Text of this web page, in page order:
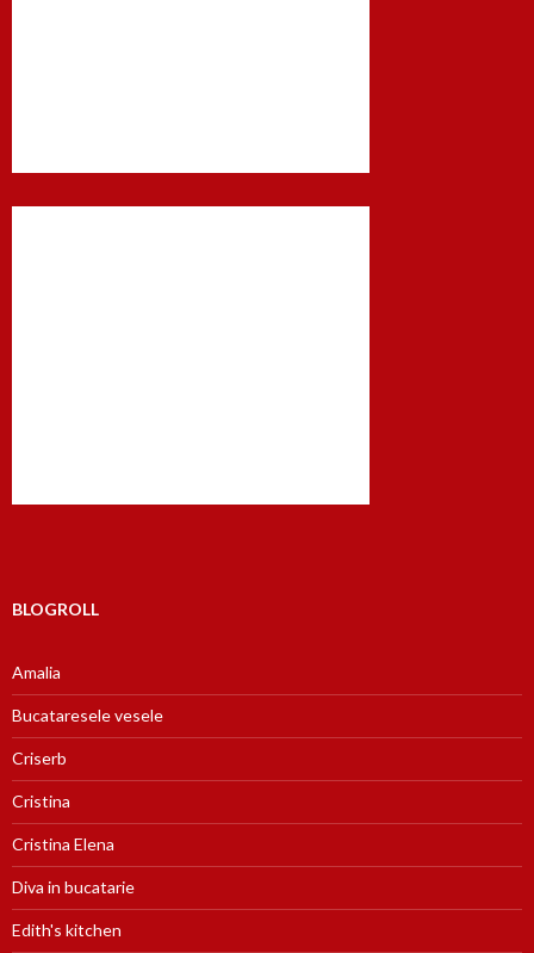
BLOGROLL
Amalia
Bucataresele vesele
Criserb
Cristina
Cristina Elena
Diva in bucatarie
Edith's kitchen